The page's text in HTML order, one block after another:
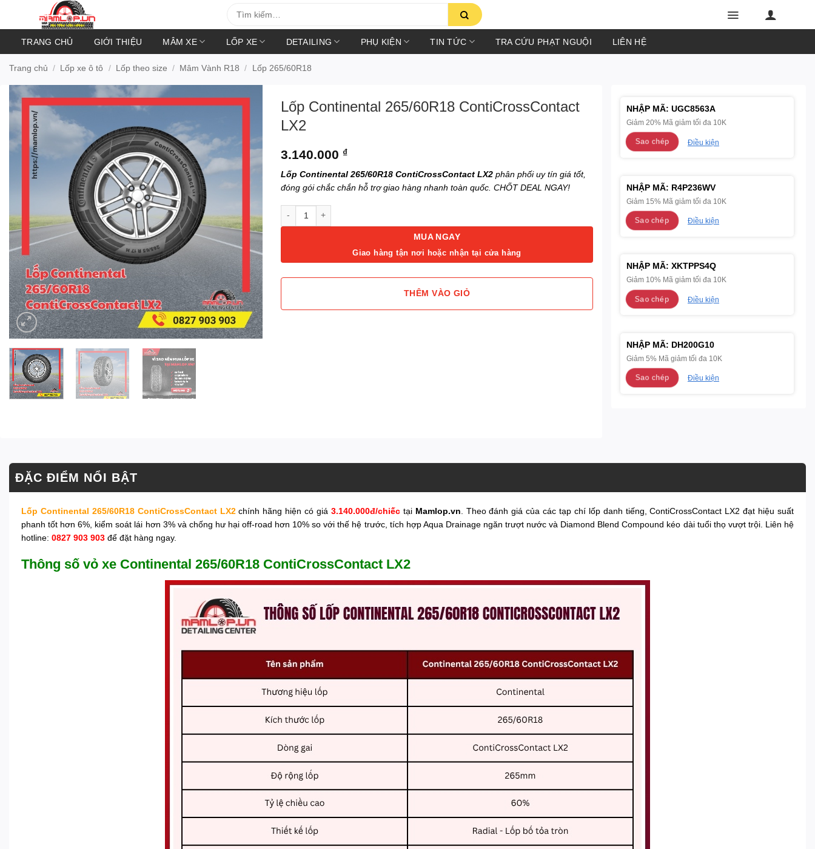
kiếm:
TRANG CHỦ GIỚI THIỆU MÂM XE LỐP XE DETAILING PHỤ KIỆN TIN TỨC TRA CỨU PHẠT NGUỘI LIÊN HỆ
Trang chủ / Lốp xe ô tô / Lốp theo size / Mâm Vành R18 / Lốp 265/60R18
Lốp Continental 265/60R18 ContiCrossContact
LX2
3.140.000 ₫
Lốp Continental 265/60R18 ContiCrossContact LX2 phân phối uy tín giá tốt,
đóng gói chắc chắn hỗ trợ giao hàng nhanh toàn quốc. CHỐT DEAL NGAY!
MUA NGAY
Giao hàng tận nơi hoặc nhận tại cửa hàng
THÊM VÀO GIỎ
NHẬP MÃ: UGC8563A
Giảm 20% Mã giảm tối đa 10K
Sao chép Điều kiện
NHẬP MÃ: R4P236WV
Giảm 15% Mã giảm tối đa 10K
Sao chép Điều kiện
NHẬP MÃ: XKTPPS4Q
Giảm 10% Mã giảm tối đa 10K
Sao chép Điều kiện
NHẬP MÃ: DH200G10
Giảm 5% Mã giảm tối đa 10K
Sao chép Điều kiện
ĐẶC ĐIỂM NỔI BẬT
Lốp Continental 265/60R18 ContiCrossContact LX2chính hãng hiện có giá 3.140.000đ/chiếctại Mamlop.vn. Theo đánh giá của các tạp chí lốp danh tiếng, ContiCrossContact LX2 đạt hiệu suất
phanh tốt hơn 6%, kiểm soát lái hơn 3% và chống hư hại off-road hơn 10% so với thế hệ trước, tích hợp Aqua Drainage ngăn trượt nước và Diamond Blend Compound kéo dài tuổi thọ vượt trội. Liên hệ
hotline: 0827 903 903 để đặt hàng ngay.
Thông số vỏ xe Continental 265/60R18 ContiCrossContact LX2